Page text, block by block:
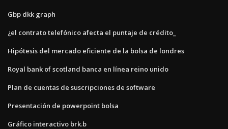
Gbp dkk graph
¿el contrato telefónico afecta el puntaje de crédito_
Hipótesis del mercado eficiente de la bolsa de londres
Royal bank of scotland banca en línea reino unido
Plan de cuentas de suscripciones de software
Presentación de powerpoint bolsa
Gráfico interactivo brk.b